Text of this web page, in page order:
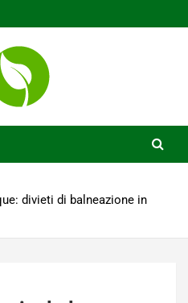
divieti di balneazione in